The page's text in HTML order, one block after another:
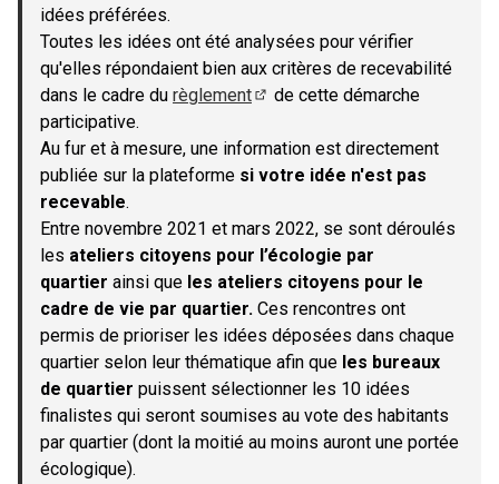
idées préférées.
Toutes les idées ont été analysées pour vérifier
qu'elles répondaient bien aux critères de recevabilité
dans le cadre du règlement
de cette démarche
participative.
Au fur et à mesure, une information est directement
publiée sur la plateforme si votre idée n'est pas
recevable.
Entre novembre 2021 et mars 2022, se sont déroulés
les ateliers citoyens pour l’écologie par
quartier ainsi que les ateliers citoyens pour le
cadre de vie par quartier. Ces rencontres ont
permis de prioriser les idées déposées dans chaque
quartier selon leur thématique afin que les bureaux
de quartier puissent sélectionner les 10 idées
finalistes qui seront soumises au vote des habitants
par quartier (dont la moitié au moins auront une portée
écologique).